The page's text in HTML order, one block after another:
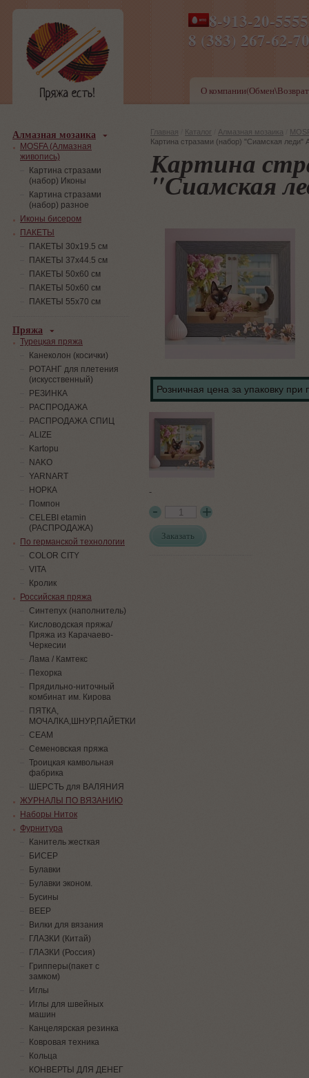
8-913-20-
8 (383) 267-
ПН-ПТ 8-17,СБ-ВС 9-
О
Главная Каталог Алмазная мозаика
Картина стразами (набор) "Сиамская леди"
Картина
"Сиамская
Розничная цена за упаковку при
-
Заказать
Алмазная мозаика
MOSFA (Алмазная
живопись)
Картина стразами
(набор) Иконы
Картина стразами
(набор) разное
Иконы бисером
ПАКЕТЫ
ПАКЕТЫ 30х19.5 см
ПАКЕТЫ 37х44.5 см
ПАКЕТЫ 50х60 см
ПАКЕТЫ 50х60 см
ПАКЕТЫ 55х70 см
Пряжа
Турецкая пряжа
Канеколон (косички)
РОТАНГ для плетения
(искусственный)
PЕЗИНКА
РАСПРОДАЖА
РАСПРОДАЖА СПИЦ
ALIZE
Kartopu
NAKO
YARNART
НОРКА
Помпон
СELEBI etamin
(РАСПРОДАЖА)
По германской технологии
COLOR CITY
VITA
Кролик
Российская пряжа
Синтепух (наполнитель)
Кисловодская пряжа/
Пряжа из Карачаево-
Черкесии
Лама / Камтекс
Пехорка
Прядильно-ниточный
комбинат им. Кирова
ПЯТКА,
МОЧАЛКА,ШНУР,ПАЙЕТКИ
СЕАМ
Семеновская пряжа
Троицкая камвольная
фабрика
ШЕРСТЬ для ВАЛЯНИЯ
ЖУРНАЛЫ ПО ВЯЗАНИЮ
Наборы Ниток
Фурнитура
Канитель жесткая
БИСЕР
Булавки
Булавки эконом.
Бусины
ВЕЕР
Вилки для вязания
ГЛАЗКИ (Китай)
ГЛАЗКИ (Россия)
Грипперы(пакет с
замком)
Иглы
Иглы для швейных
машин
Канцелярская резинка
Ковровая техника
Кольца
КОНВЕРТЫ ДЛЯ ДЕНЕГ